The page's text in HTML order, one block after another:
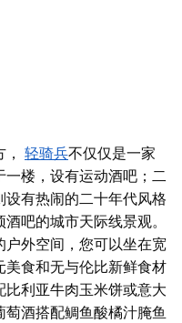
轻骑兵不仅仅是一家
楼，设有运动酒吧；二
有热闹的二十年代风格
吧的城市天际线景观。
外空间，您可以坐在宽
食和无与伦比新鲜食材
利亚牛肉玉米饼或意大
酒搭配鲷鱼酸橘汁腌鱼